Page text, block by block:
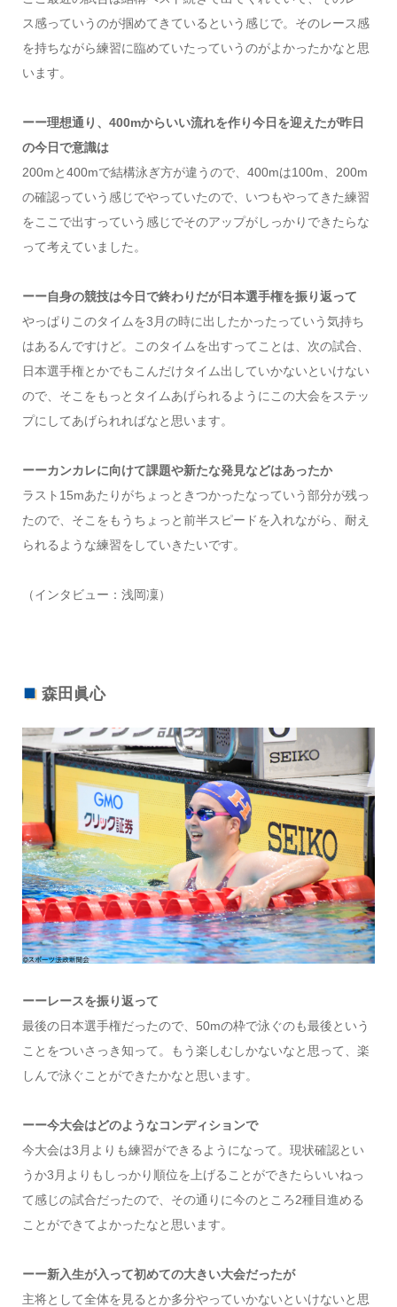
ス感っていうのが掴めてきているという感じで。そのレース感
を持ちながら練習に臨めていたっていうのがよかったかなと思
います。
ーー理想通り、400mからいい流れを作り今日を迎えたが昨日
の今日で意識は
200mと400mで結構泳ぎ方が違うので、400mは100m、200m
の確認っていう感じでやっていたので、いつもやってきた練習
をここで出すっていう感じでそのアップがしっかりできたらな
って考えていました。
ーー自身の競技は今日で終わりだが日本選手権を振り返って
やっぱりこのタイムを3月の時に出したかったっていう気持ち
はあるんですけど。このタイムを出すってことは、次の試合、
日本選手権とかでもこんだけタイム出していかないといけない
ので、そこをもっとタイムあげられるようにこの大会をステッ
プにしてあげられればなと思います。
ーーカンカレに向けて課題や新たな発見などはあったか
ラスト15mあたりがちょっときつかったなっていう部分が残っ
たので、そこをもうちょっと前半スピードを入れながら、耐え
られるような練習をしていきたいです。
（インタビュー：浅岡凜）
森田眞心
ーーレースを振り返って
最後の日本選手権だったので、50mの枠で泳ぐのも最後という
ことをついさっき知って。もう楽しむしかないなと思って、楽
しんで泳ぐことができたかなと思います。
ーー今大会はどのようなコンディションで
今大会は3月よりも練習ができるようになって。現状確認とい
うか3月よりもしっかり順位を上げることができたらいいねっ
て感じの試合だったので、その通りに今のところ2種目進める
ことができてよかったなと思います。
ーー新入生が入って初めての大きい大会だったが
主将として全体を見るとか多分やっていかないといけないと思